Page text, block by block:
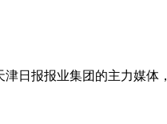
日报报业集团的主力媒